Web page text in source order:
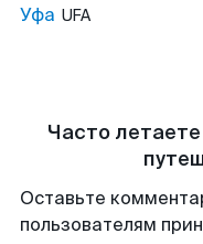
Уфа UFA
Часто
Оставьте
пользователям